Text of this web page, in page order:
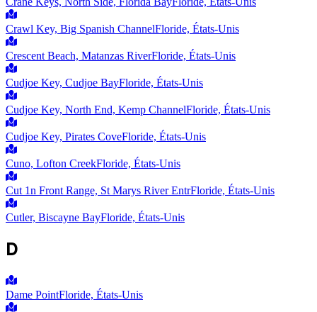
Crawl Key, Big Spanish ChannelFloride, États-Unis
Crescent Beach, Matanzas RiverFloride, États-Unis
Cudjoe Key, Cudjoe BayFloride, États-Unis
Cudjoe Key, North End, Kemp ChannelFloride, États-Unis
Cudjoe Key, Pirates CoveFloride, États-Unis
Cuno, Lofton CreekFloride, États-Unis
Cut 1n Front Range, St Marys River EntrFloride, États-Unis
Cutler, Biscayne BayFloride, États-Unis
D
Dame PointFloride, États-Unis